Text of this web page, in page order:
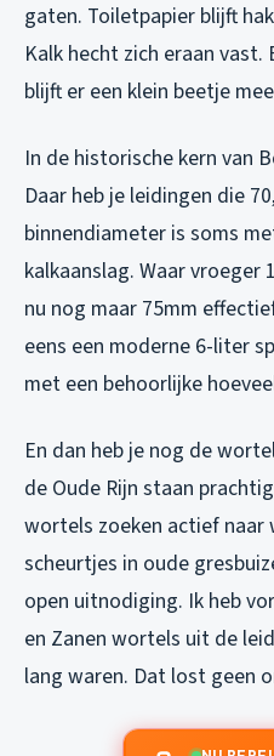
gaten. Toiletpapier blijft
Kalk hecht zich eraan
blijft er een klein beetje
In de historische kern van
Daar heb je leidingen die
binnendiameter is soms
kalkaanslag. Waar vroeger
nu nog maar 75mm
eens een moderne 6-liter
met een behoorlijke
En dan heb je nog de
de Oude Rijn staan
wortels zoeken actief naar
scheurtjes in oude
open uitnodiging. Ik heb
en Zanen wortels uit de
lang waren. Dat lost geen